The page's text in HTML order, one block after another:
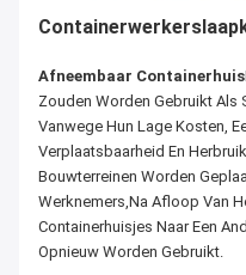
Afneembaar Containerhuis
Zouden Worden Gebruikt Als
Vanwege Hun Lage Kosten,
Verplaatsbaarheid En
Bouwterreinen Worden
Werknemers,Na Afloop Van
Containerhuisjes Naar Een
Opnieuw Worden Gebruikt.